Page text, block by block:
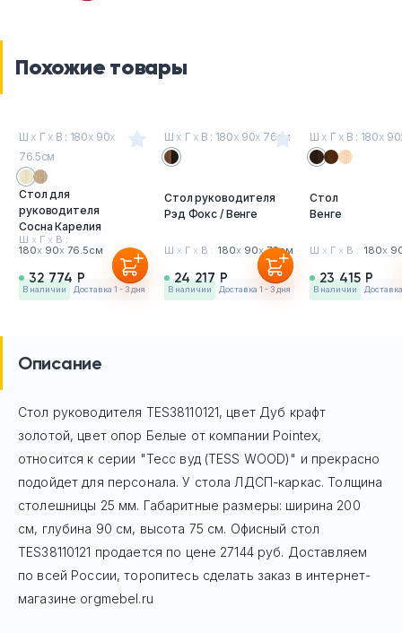
Похожие товары
Ш х Г х В : 180х 90х
76.5см
Стол для
руководителя
Сосна Карелия
Ш х Г х В :
180х 90х 76.5см
32 774 Р
в наличии Доставка 1 - 3 дня
Ш х Г х В : 180х 90х 76см
Стол руководителя
Рэд Фокс / Венге
Ш х Г х В : 180х 90х76см
24 217 Р
в наличии Доставка 1 - 3 дня
Ш х Г х В : 180х 90
Стол
Венге
Ш х Г х В : 180х
23 415 Р
в наличии
Описание
Стол руководителя TES38110121, цвет Дуб крафт
золотой, цвет опор Белые от компании Pointex,
относится к серии "Тесс вуд (TESS WOOD)" и прекрасно
подойдет для персонала. У стола ЛДСП-каркас. Толщина
столешницы 25 мм. Габаритные размеры: ширина 200
см, глубина 90 см, высота 75 см. Офисный стол
TES38110121 продается по цене 27144руб. Доставляем
по всей России, торопитесь сделать заказ в интернет-
магазине orgmebel.ru